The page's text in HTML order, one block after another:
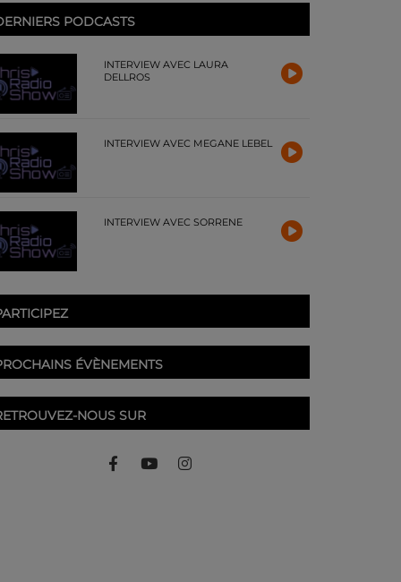
PODCASTS
INTERVIEW AVEC LAURA
DELLROS
INTERVIEW AVEC MEGANE LEBEL
INTERVIEW AVEC SORRENE
ÉVÈNEMENTS
NOUS SUR